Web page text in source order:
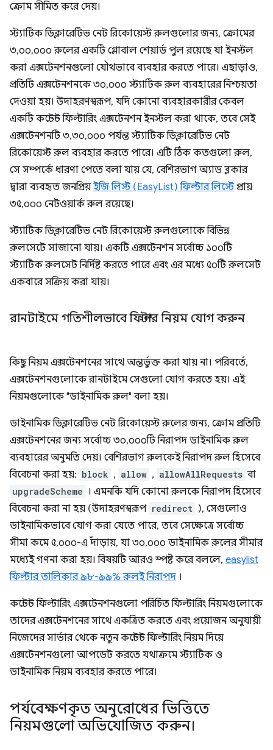
ক্রোম সীমিত করে দেয়।
স্ট্যাটিক ডিক্লারেটিভ নেট রিকোয়েস্ট রুলগুলোর জন্য, ক্রোমের
৩,০০,০০০ রুলের একটি গ্লোবাল শেয়ার্ড পুল রয়েছে যা ইনস্টল
করা এক্সটেনশনগুলো যৌথভাবে ব্যবহার করতে পারে। এছাড়াও,
প্রতিটি এক্সটেনশনকে ৩০,০০০ স্ট্যাটিক রুল ব্যবহারের নিশ্চয়তা
দেওয়া হয়। উদাহরণস্বরূপ, যদি কোনো ব্যবহারকারীর কেবল
একটি কন্টেন্ট ফিল্টারিং এক্সটেনশন ইনস্টল করা থাকে, তবে সেই
এক্সটেনশনটি ৩,৩০,০০০ পর্যন্ত স্ট্যাটিক ডিক্লারেটিভ নেট
রিকোয়েস্ট রুল ব্যবহার করতে পারে। এটি ঠিক কতগুলো রুল,
সে সম্পর্কে ধারণা পেতে বলা যায় যে, বেশিরভাগ অ্যাড ব্লকার
দ্বারা ব্যবহৃত জনপ্রিয় ইজি লিস্ট (EasyList) ফিল্টার লিস্টেপ্রায়
৩৫,০০০ নেটওয়ার্ক রুল রয়েছে।
স্ট্যাটিক ডিক্লারেটিভ নেট রিকোয়েস্ট রুলগুলোকে বিভিন্ন
রুলসেটে সাজানো যায়। একটি এক্সটেনশন সর্বোচ্চ ১০০টি
স্ট্যাটিক রুলসেট নির্দিষ্ট করতে পারে এবং এর মধ্যে ৫০টি রুলসেট
একবারে সক্রিয় করা যায়।
রানটাইমে গতিশীলভাবে ফিল্টার নিয়ম যোগ করুন
কিছু নিয়ম এক্সটেনশনের সাথে অন্তর্ভুক্ত করা যায় না। পরিবর্তে,
এক্সটেনশনগুলোকে রানটাইমে সেগুলো যোগ করতে হয়। এই
নিয়মগুলোকে "ডাইনামিক রুল" বলা হয়।
ডাইনামিক ডিক্লারেটিভ নেট রিকোয়েস্ট রুলের জন্য, ক্রোম প্রতিটি
এক্সটেনশনের জন্য সর্বোচ্চ ৩০,০০০টি নিরাপদ ডাইনামিক রুল
ব্যবহারের অনুমতি দেয়। বেশিরভাগ রুলকেই নিরাপদ রুল হিসেবে
বিবেচনা করা হয়: block , allow , allowAllRequests বা
upgradeScheme । এমনকি যদি কোনো রুলকে নিরাপদ হিসেবে
বিবেচনা করা না হয় (উদাহরণস্বরূপ redirect ), সেগুলোও
ডাইনামিকভাবে যোগ করা যেতে পারে, তবে সেক্ষেত্রে সর্বোচ্চ
সীমা কমে ৫,০০০-এ দাঁড়ায়, যা ৩০,০০০ ডাইনামিক রুলের সীমার
মধ্যেই গণনা করা হয়। বিষয়টি আরও স্পষ্ট করে বললে, easylist
ফিল্টার তালিকার ৯৮-৯৯% রুলই নিরাপদ ।
কন্টেন্ট ফিল্টারিং এক্সটেনশনগুলো পরিচিত ফিল্টারিং নিয়মগুলোকে
তাদের এক্সটেনশনের সাথে একত্রিত করতে এবং প্রয়োজন অনুযায়ী
নিজেদের সার্ভার থেকে নতুন কন্টেন্ট ফিল্টারিং নিয়ম দিয়ে
এক্সটেনশনগুলো আপডেট করতে যথাক্রমে স্ট্যাটিক ও
ডাইনামিক নিয়ম ব্যবহার করতে পারে।
পর্যবেক্ষণকৃত অনুরোধের ভিত্তিতে
নিয়মগুলো অভিযোজিত করুন।